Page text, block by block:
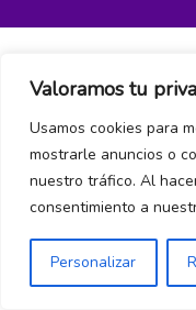
Valoramos tu
Usamos cookies para
mostrarle anuncios o
nuestro tráfico. Al
consentimiento a
Personalizar